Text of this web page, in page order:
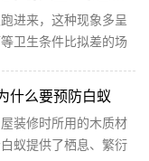
进来，这种现象多呈
卫生条件比拟差的场
什么要预防白蚁
装修时所用的木质材
蚁提供了栖息、繁衍